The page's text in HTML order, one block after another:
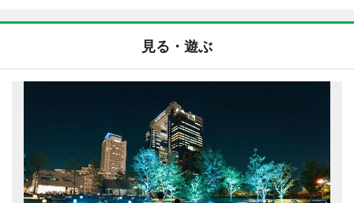
見る・遊ぶ